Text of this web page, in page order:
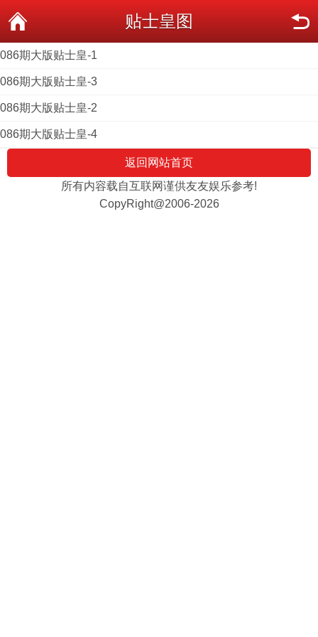
贴士皇图
086期大版贴士皇-1
086期大版贴士皇-3
086期大版贴士皇-2
086期大版贴士皇-4
返回网站首页
所有内容载自互联网谨供友友娱乐参考!
CopyRight@2006-2026